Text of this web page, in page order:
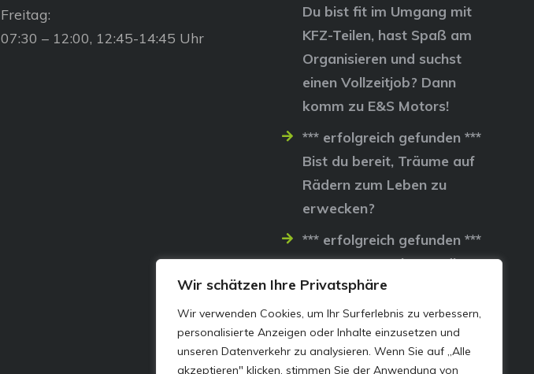
Wir schätzen Ihre Privatsphäre
Wir verwenden Cookies, um Ihr Surferlebnis zu verbessern,
personalisierte Anzeigen oder Inhalte einzusetzen und
unseren Datenverkehr zu analysieren. Wenn Sie auf „Alle
akzeptieren" klicken, stimmen Sie der Anwendung von
Freitag:
07:30 – 12:00, 12:45-14:45 Uhr
Du bist fit im Umgang mit
KFZ-Teilen, hast Spaß am
Organisieren und suchst
einen Vollzeitjob? Dann
komm zu E&S Motors!
*** erfolgreich gefunden ***
Bist du bereit, Träume auf
Rädern zum Leben zu
erwecken?
*** erfolgreich gefunden ***
Lass uns gemeinsam die
Straßen erobern…